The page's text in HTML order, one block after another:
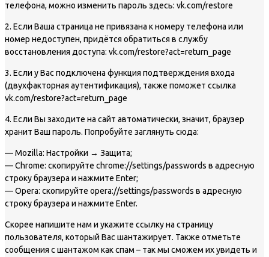
телефона, можно изменить пароль здесь: vk.com/restore
2. Если Ваша страница не привязана к номеру телефона или
номер недоступен, придётся обратиться в службу
восстановления доступа: vk.com/restore?act=return_page
3. Если у Вас подключена функция подтверждения входа
(двухфакторная аутентификация), также поможет ссылка
vk.com/restore?act=return_page
4. Если Вы заходите на сайт автоматически, значит, браузер
хранит Ваш пароль. Попробуйте заглянуть сюда:
— Mozilla: Настройки → Защита;
— Chrome: скопируйте chrome://settings/passwords в адресную
строку браузера и нажмите Enter;
— Opera: скопируйте opera://settings/passwords в адресную
строку браузера и нажмите Enter.
Скорее напишите нам и укажите ссылку на страницу
пользователя, который Вас шантажирует. Также отметьте
сообщения с шантажом как спам – так мы сможем их увидеть и